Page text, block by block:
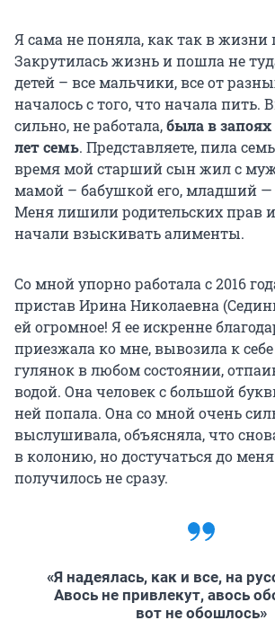
Я сама не поняла, как так в жизни
Закрутилась жизнь и пошла не
детей – все мальчики, все от
началось с того, что начала пить.
сильно, не работала,была в
лет семь. Представляете, пила
время мой старший сын жил с
мамой – бабушкой его, младший —
Меня лишили родительских прав
начали взыскивать алименты.
Со мной упорно работала с 2016
пристав Ирина Николаевна
ей огромное! Я ее искренне
приезжала ко мне, вывозила к
гулянок в любом состоянии,
водой. Она человек с большой
ней попала. Она со мной очень
выслушивала, объясняла, что
в колонию, но достучаться до меня
получилось не сразу.
«Я надеялась, как и все, на
Авось не привлекут, авось
вот не обошлось»